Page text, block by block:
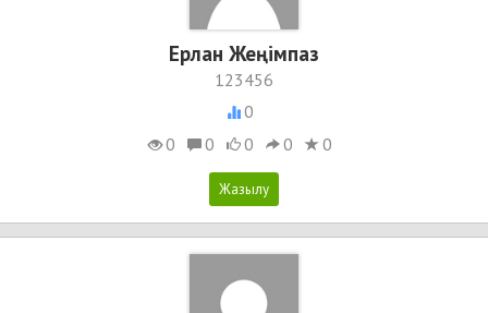
Ерлан Жеңімпаз
123456
0
0
0 0 0 0